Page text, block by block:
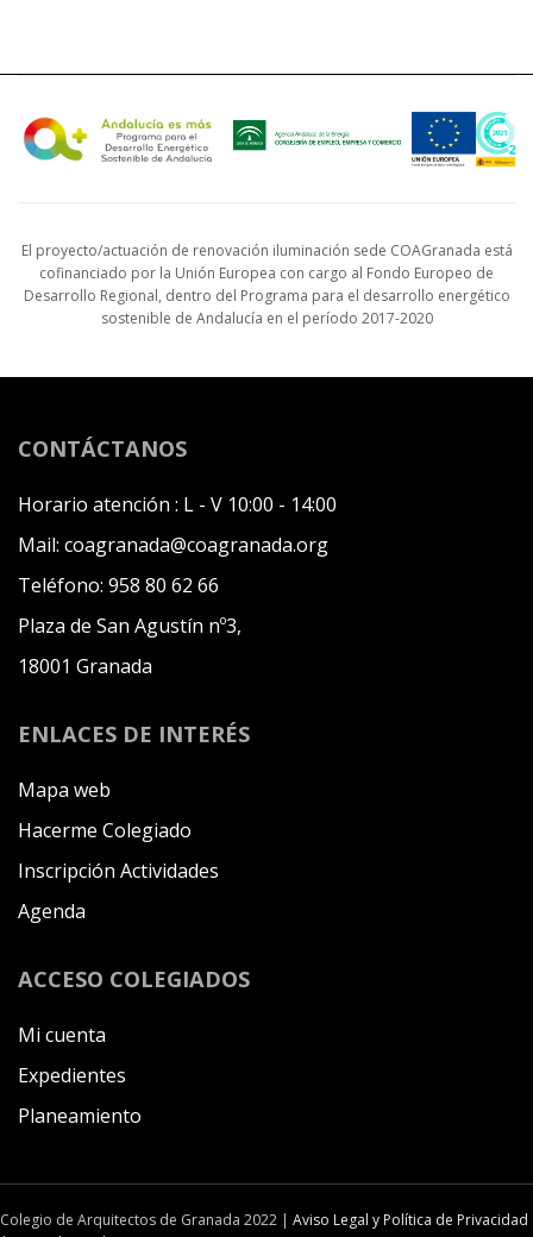
El proyecto/actuación de renovación iluminación sede COAGranada está
cofinanciado por la Unión Europea con cargo al Fondo Europeo de
Desarrollo Regional, dentro del Programa para el desarrollo energético
sostenible de Andalucía en el período 2017-2020
CONTÁCTANOS
Horario atención : L - V 10:00 - 14:00
Mail: coagranada@coagranada.org
Teléfono: 958 80 62 66
Plaza de San Agustín nº3,
18001 Granada
ENLACES DE INTERÉS
Mapa web
Hacerme Colegiado
Inscripción Actividades
Agenda
ACCESO COLEGIADOS
Mi cuenta
Expedientes
Planeamiento
Colegio de Arquitectos de Granada 2022 | Aviso Legal y Política de Privacidad